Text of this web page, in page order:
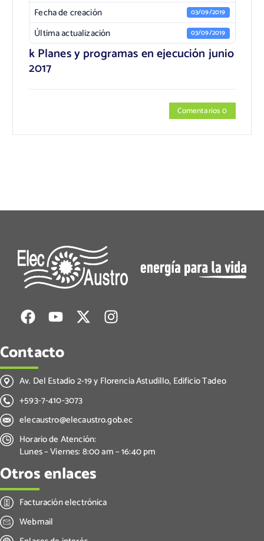
Fecha de creación 03/09/2019
Última actualización 03/09/2019
k Planes y programas en ejecución junio
2017
Comentarios 0
Contacto
Av. Del Estadio 2-19 y Florencia Astudillo, Edificio Tadeo
+593-7-410-3073
elecaustro@elecaustro.gob.ec
Horario de Atención:
Lunes – Viernes: 8:00 am – 16:40 pm
Otros enlaces
Facturación electrónica
Webmail